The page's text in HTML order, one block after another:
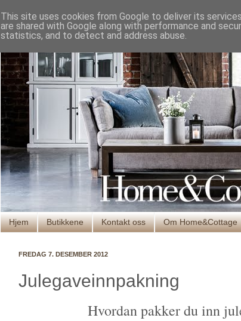
Hjem Butikkene Kontakt oss Om Home&Cottage
FREDAG 7. DESEMBER 2012
Julegaveinnpakning
Hvordan pakker du inn
This site uses cookies from Google to deliver its
are shared with Google along with performance and
statistics, and to detect and address abuse.